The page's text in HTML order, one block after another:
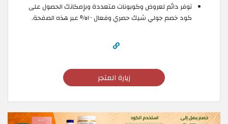
توفر دائم لعروض وكوبونات متعددة وبإمكانك الحصول على
كود خصم جولي شيك حصري وفعال ١٠٠% عبر هذه الصفحة.
زيارة المتجر